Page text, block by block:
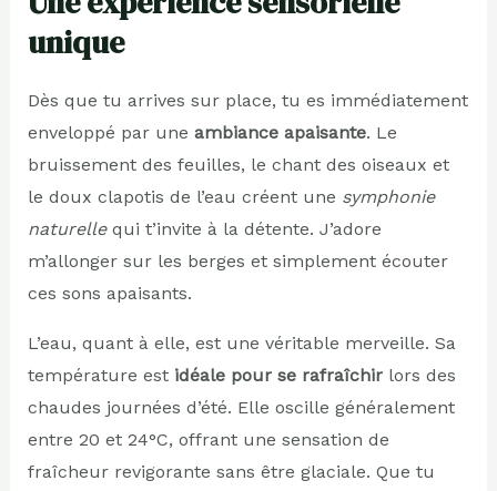
unique
Dès que tu arrives sur place, tu es immédiatement
enveloppé par une ambiance apaisante. Le
bruissement des feuilles, le chant des oiseaux et
le doux clapotis de l’eau créent une symphonie
naturellequi t’invite à la détente. J’adore
m’allonger sur les berges et simplement écouter
ces sons apaisants.
L’eau, quant à elle, est une véritable merveille. Sa
température est idéale pour se rafraîchirlors des
chaudes journées d’été. Elle oscille généralement
entre 20 et 24°C, offrant une sensation de
fraîcheur revigorante sans être glaciale. Que tu